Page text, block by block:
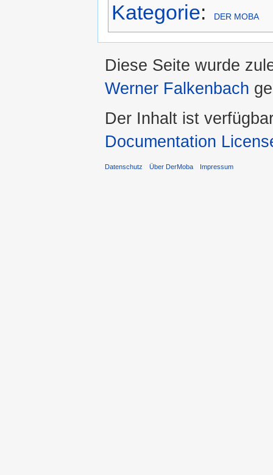
Kategorie: DER MOBA
Diese Seite wurde
Werner Falkenbach
Der Inhalt ist
Documentation
Datenschutz Über DerMoba Impressum